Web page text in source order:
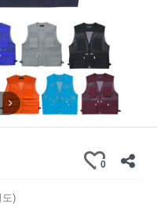
0
도)